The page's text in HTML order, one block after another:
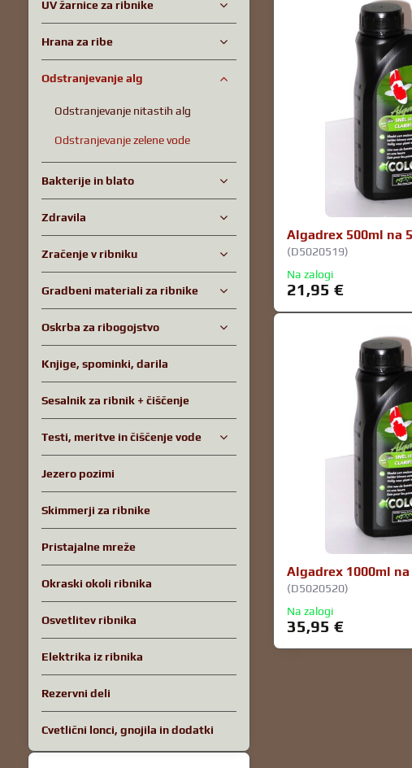
Algadrex 500ml na
(D5020519)
Na zalogi
21,95 €
Algadrex 1000ml na
(D5020520)
Na zalogi
35,95 €
UV žarnice za ribnike
Hrana za ribe
Odstranjevanje alg
Odstranjevanje nitastih alg
Odstranjevanje zelene vode
Bakterije in blato
Zdravila
Zračenje v ribniku
Gradbeni materiali za ribnike
Oskrba za ribogojstvo
Knjige, spominki, darila
Sesalnik za ribnik + čiščenje
Testi, meritve in čiščenje vode
Jezero pozimi
Skimmerji za ribnike
Pristajalne mreže
Okraski okoli ribnika
Osvetlitev ribnika
Elektrika iz ribnika
Rezervni deli
Cvetlični lonci, gnojila in dodatki